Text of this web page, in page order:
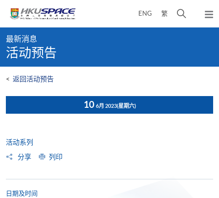
content
ENG 繁
开
弹
出
content
start
最新消息
活动预告
< 返回活动预告
10 6月 2023(星期六)
活动系列
分享
列印
日期及时间